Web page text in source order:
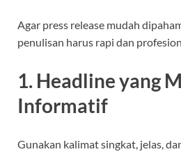
Agar press release mudah
penulisan harus rapi dan
1. Headline yang
Informatif
Gunakan kalimat singkat, jelas,